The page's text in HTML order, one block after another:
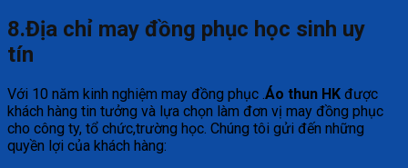
8.Địa chỉ may đồng phục học sinh uy
tín
Với 10 năm kinh nghiệm may đồng phục .Áo thun HK được
khách hàng tin tưởng và lựa chọn làm đơn vị may đồng phục
cho công ty, tổ chức,trường học. Chúng tôi gửi đến những
quyền lợi của khách hàng: